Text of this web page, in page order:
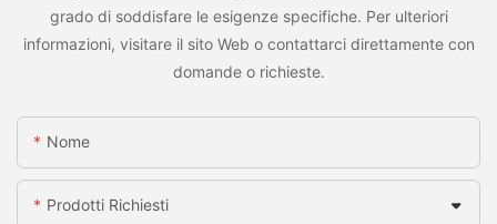
grado di soddisfare le esigenze specifiche. Per ulteriori
informazioni, visitare il sito Web o contattarci direttamente con
domande o richieste.
Nome
Prodotti Richiesti